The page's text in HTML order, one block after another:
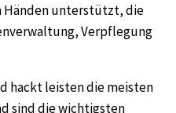
Händen unterstützt, die
Verpflegung
hackt leisten die meisten
sind die wichtigsten